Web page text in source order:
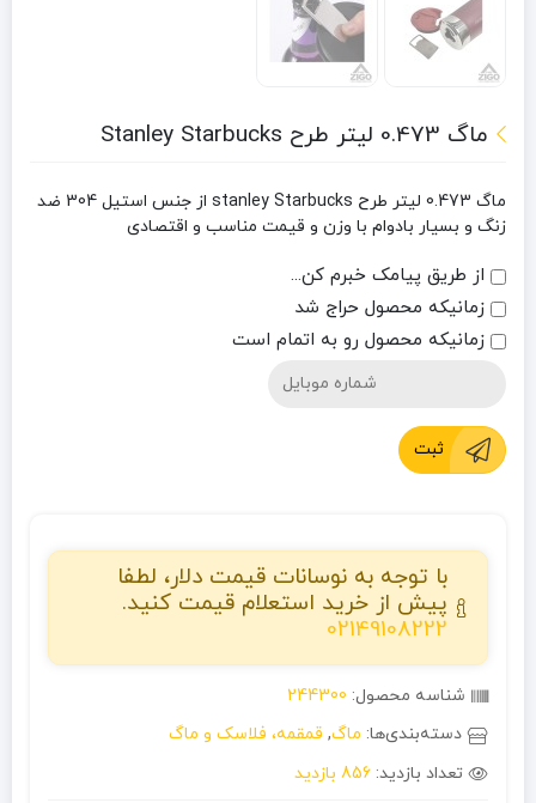
ماگ 0.473 لیتر طرح Stanley Starbucks
ماگ 0.473 لیتر طرح stanley Starbucks از جنس استیل 304 ضد
زنگ و بسیار بادوام با وزن و قیمت مناسب و اقتصادی
از طریق پیامک خبرم کن...
زمانیکه محصول حراج شد
زمانیکه محصول رو به اتمام است
ثبت
با توجه به نوسانات قیمت دلار، لطفا
پیش از خرید استعلام قیمت کنید.
02149108222
شناسه محصول: 244300
دسته‌بندی‌ها: ماگ, قمقمه، فلاسک و ماگ
تعداد بازدید: 856 بازدید